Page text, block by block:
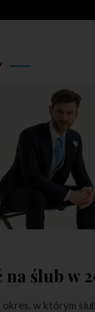
na ślub w
w którym